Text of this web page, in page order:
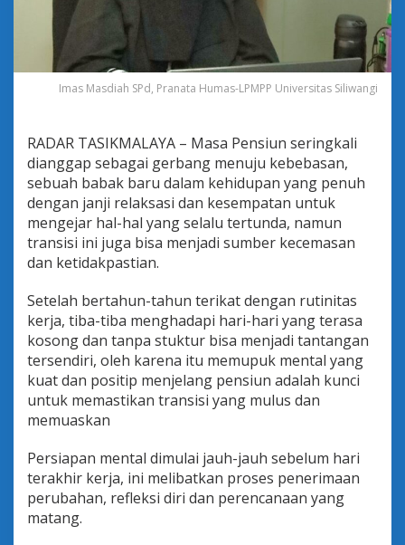
n
h
a
r
y
a
M
e
m
b
a
n
u
n
e
n
a
n
s
i
Imas Masdiah SPd, Pranata Humas-LPMPP Universitas Siliwangi
RADAR TASIKMALAYA – Masa Pensiun seringkali
dianggap sebagai gerbang menuju kebebasan,
sebuah babak baru dalam kehidupan yang penuh
dengan janji relaksasi dan kesempatan untuk
mengejar hal-hal yang selalu tertunda, namun
transisi ini juga bisa menjadi sumber kecemasan
dan ketidakpastian.
Setelah bertahun-tahun terikat dengan rutinitas
kerja, tiba-tiba menghadapi hari-hari yang terasa
kosong dan tanpa stuktur bisa menjadi tantangan
tersendiri, oleh karena itu memupuk mental yang
kuat dan positip menjelang pensiun adalah kunci
untuk memastikan transisi yang mulus dan
memuaskan
Persiapan mental dimulai jauh-jauh sebelum hari
terakhir kerja, ini melibatkan proses penerimaan
perubahan, refleksi diri dan perencanaan yang
matang.